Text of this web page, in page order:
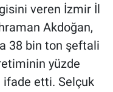
veren İzmir İl
Akdoğan,
38 bin ton şeftali
yüzde
etti. Selçuk